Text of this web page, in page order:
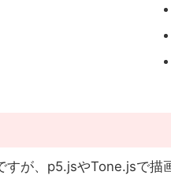
すが、p5.jsやTone.jsで描